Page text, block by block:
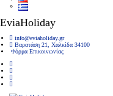
EviaHoliday
info@eviaholiday.gr
Βαρατάση 21, Χαλκίδα 34100
Φόρμα Επικοινωνίας